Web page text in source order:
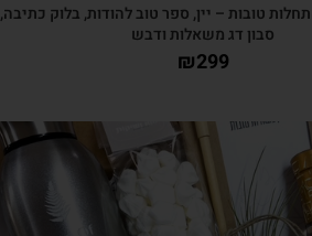
טובות – יין, ספר טוב להודות, בלוק כתיבה,
סבון דג משאלות ודבש
₪299